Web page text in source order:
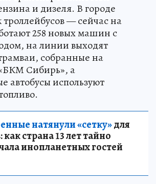
и дизеля. В городе
— сейчас на
258 новых машин с
на линии выходят
собранные на
Сибирь», а
автобусы используют
натянули «сетку»для
страна 13 лет тайно
инопланетных гостей